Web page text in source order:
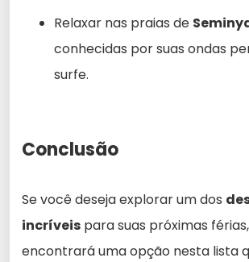
Relaxar nas praias de
conhecidas por suas ondas
surfe.
Conclusão
Se você deseja explorar um dos
incríveis para suas próximas
encontrará uma opção nesta lista